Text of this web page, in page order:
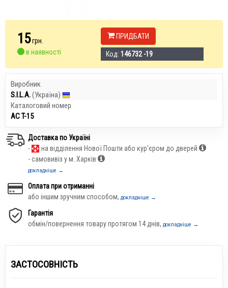
15грн.
в наявності
ПРИДБАТИ
Код: 146732 -19
Виробник
S.I.L.A.(Україна)
Каталоговий номер
АС T-15
Доставка по Україні
-
на відділення Нової Пошти або кур'єром до дверей
- самовивіз у м. Харків
докладніше →
Оплата при отриманні
або іншим зручним способом, докладніше →
Гарантія
обмін/повернення товару протягом 14 днів, докладніше →
ЗАСТОСОВНІСТЬ